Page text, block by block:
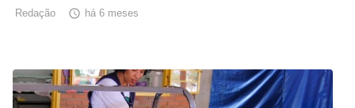
Redação  há 6 meses